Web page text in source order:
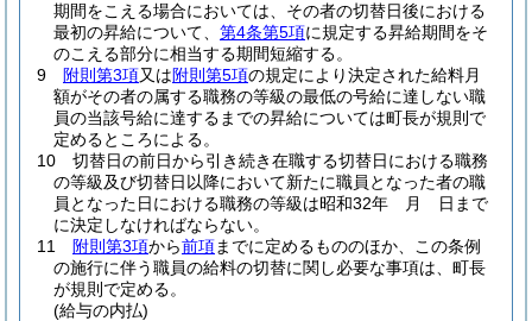
期間をこえる場合においては、その者の切替日後における
最初の昇給について、 第4条第5項に規定する昇給期間をそ
のこえる部分に相当する期間短縮する。
9
附則第3項又は附則第5項の規定により決定された給料月
額がその者の属する職務の等級の最低の号給に達しない職
員の当該号給に達するまでの昇給については町長が規則で
定めるところによる。
10
切替日の前日から引き続き在職する切替日における職務
の等級及び切替日以降において新たに職員となった者の職
員となった日における職務の等級は昭和32年 月 日まで
に決定しなければならない。
11
附則第3項から前項までに定めるもののほか、この条例
の施行に伴う職員の給料の切替に関し必要な事項は、町長
が規則で定める。
(給与の内払)